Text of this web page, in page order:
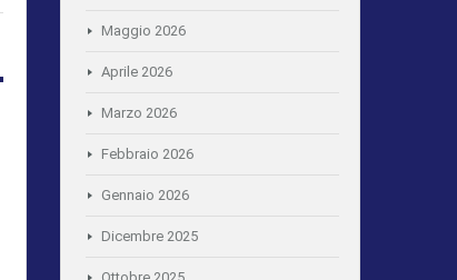
Maggio 2026
Aprile 2026
Marzo 2026
Febbraio 2026
Gennaio 2026
Dicembre 2025